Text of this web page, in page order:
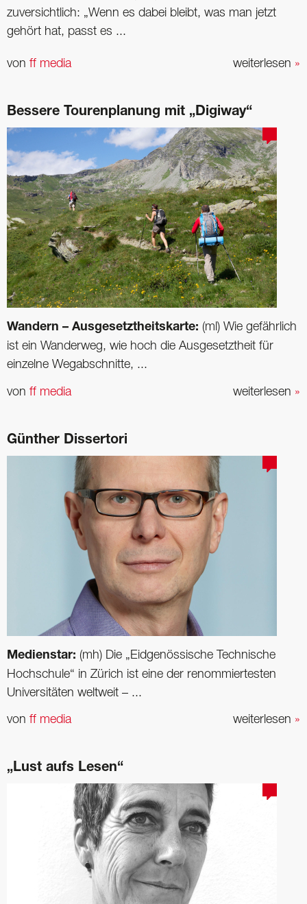
zuversichtlich: „Wenn es dabei bleibt, was man jetzt
gehört hat, passt es ...
weiterlesen »
von ff media
Bessere Tourenplanung mit „Digiway“
Wandern – Ausgesetztheitskarte: (ml) Wie gefährlich
ist ein Wanderweg, wie hoch die Ausgesetztheit für
einzelne Wegabschnitte, ...
weiterlesen »
von ff media
Günther Dissertori
Medienstar: (mh) Die „Eidgenössische Technische
Hochschule“ in Zürich ist eine der renommiertesten
Universitäten weltweit – ...
weiterlesen »
von ff media
„Lust aufs Lesen“